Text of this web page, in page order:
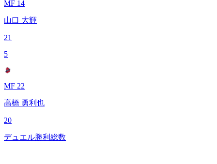
MF 14
山口 大輝
21
5
MF 22
高橋 勇利也
20
デュエル勝利総数